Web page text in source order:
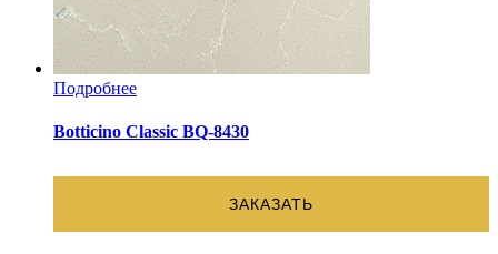
Подробнее
Botticino Classic BQ-8430
ЗАКАЗАТЬ